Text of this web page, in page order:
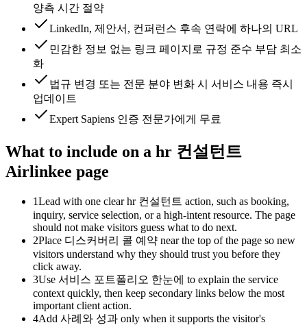
양측 시간 절약
LinkedIn, 제안서, 컨퍼런스 후속 연락에 하나의 URL
민감한 정보 없는 링크 페이지로 규정 준수 부담 최소
화
법규 변경 또는 전문 분야 변화 시 서비스 내용 즉시
업데이트
Expert Sapiens 인증 전문가에게 무료
What to include on a hr 컨설턴트
Airlinkee page
1Lead with one clear hr 컨설턴트 action, such as booking,
inquiry, service selection, or a high-intent resource. The page
should not make visitors guess what to do next.
2Place 디스커버리 콜 예약 near the top of the page so new
visitors understand why they should trust you before they
click away.
3Use 서비스 포트폴리오 한눈에 to explain the service
context quickly, then keep secondary links below the most
important client action.
4Add 사례와 성과 only when it supports the visitor's